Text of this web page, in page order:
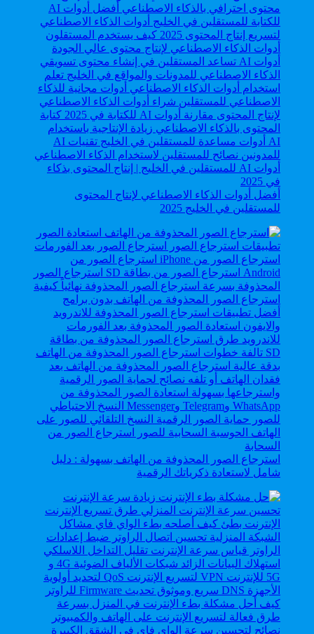
أفضل أدوات الذكاء الاصطناعي لإنتاج المحتوى
للمستقلين في الخليج 2025
استرجاع الصور المحذوفة من الهاتف بسهولة : دليل
شامل لاستعادة ذكرياتك الرقمية